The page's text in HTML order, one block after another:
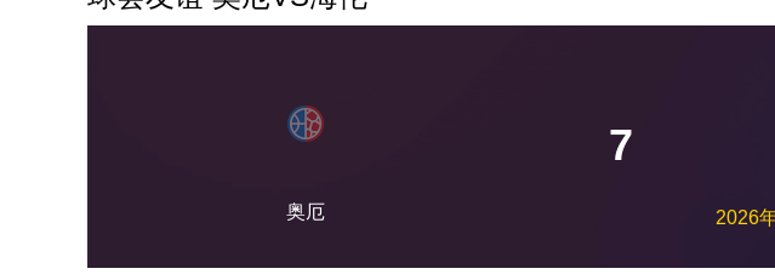
奥厄
7
2026